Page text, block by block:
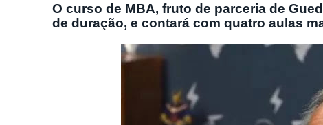
O curso de MBA, fruto de parceria de
de duração, e contará com quatro aulas